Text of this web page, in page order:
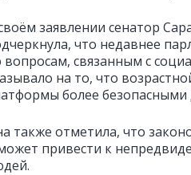
заявлении сенатор
что недавнее
вопросам, связанным с
на то, что
более безопасными
также отметила, что
привести к